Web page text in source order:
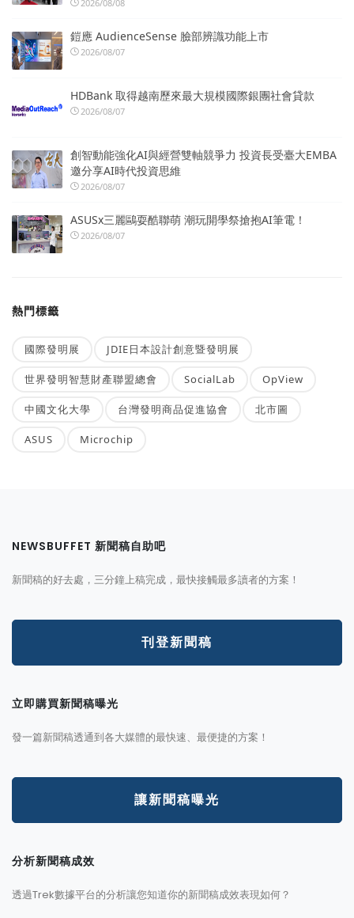
2026/08/08
鎧應 AudienceSense 臉部辨識功能上市
2026/08/07
HDBank 取得越南歷來最大規模國際銀團社會貸款
2026/08/07
創智動能強化AI與經營雙軸競爭力 投資長受臺大EMBA
邀分享AI時代投資思維
2026/08/07
ASUSx三麗鷗耍酷聯萌 潮玩開學祭搶抱AI筆電！
2026/08/07
熱門標籤
國際發明展 JDIE日本設計創意暨發明展
世界發明智慧財產聯盟總會 SocialLab OpView
中國文化大學 台灣發明商品促進協會 北市圖
ASUS Microchip
NEWSBUFFET 新聞稿自助吧
新聞稿的好去處，三分鐘上稿完成，最快接觸最多讀者的方案！
刊登新聞稿
立即購買新聞稿曝光
發一篇新聞稿透通到各大媒體的最快速、最便捷的方案！
讓新聞稿曝光
分析新聞稿成效
透過Trek數據平台的分析讓您知道你的新聞稿成效表現如何？